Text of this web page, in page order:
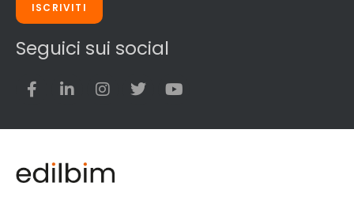
ISCRIVITI
Seguici sui social